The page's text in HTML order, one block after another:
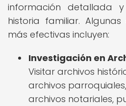
información detallada
historia familiar.
más efectivas incluyen:
Investigación en
Visitar archivos
archivos
archivos notariales,